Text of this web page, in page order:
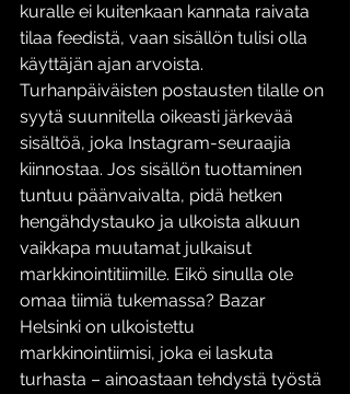
kuralle ei kuitenkaan kannata raivata
tilaa feedistä, vaan sisällön tulisi olla
käyttäjän ajan arvoista.
Turhanpäiväisten postausten tilalle on
syytä suunnitella oikeasti järkevää
sisältöä, joka Instagram-seuraajia
kiinnostaa. Jos sisällön tuottaminen
tuntuu päänvaivalta, pidä hetken
hengähdystauko ja ulkoista alkuun
vaikkapa muutamat julkaisut
markkinointitiimille. Eikö sinulla ole
omaa tiimiä tukemassa? Bazar
Helsinki on ulkoistettu
markkinointiimisi, joka ei laskuta
turhasta – ainoastaan tehdystä työstä